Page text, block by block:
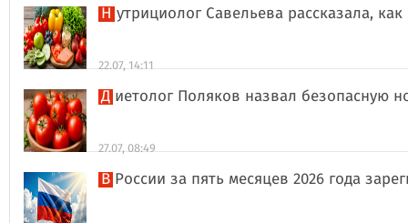
Нутрициолог Савельева рассказала,
22.07, 14:11
Диетолог Поляков назвал безопасную
27.07, 08:49
В России за пять месяцев 2026 года